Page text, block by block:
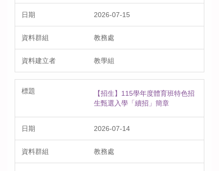
2026-07-15
教務處
教學組
【招生】115學年度體育班特色招
生甄選入學「續招」簡章
2026-07-14
教務處